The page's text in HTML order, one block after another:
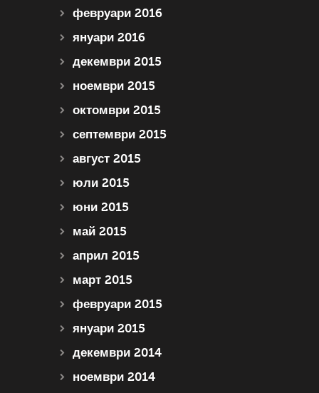
февруари 2016
януари 2016
декември 2015
ноември 2015
октомври 2015
септември 2015
август 2015
юли 2015
юни 2015
май 2015
април 2015
март 2015
февруари 2015
януари 2015
декември 2014
ноември 2014